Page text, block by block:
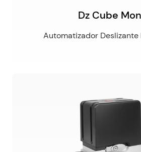
Dz Cube
Automatizador Deslizante